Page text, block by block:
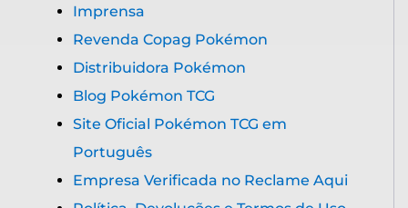
Imprensa
Revenda Copag Pokémon
Distribuidora Pokémon
Blog Pokémon TCG
Site Oficial Pokémon TCG em
Português
Empresa Verificada no Reclame Aqui